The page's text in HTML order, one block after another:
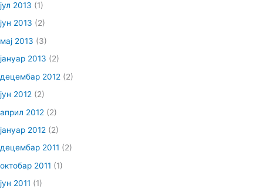
јул 2013 (1)
јун 2013 (2)
мај 2013 (3)
јануар 2013 (2)
децембар 2012 (2)
јун 2012 (2)
април 2012 (2)
јануар 2012 (2)
децембар 2011 (2)
октобар 2011 (1)
јун 2011 (1)